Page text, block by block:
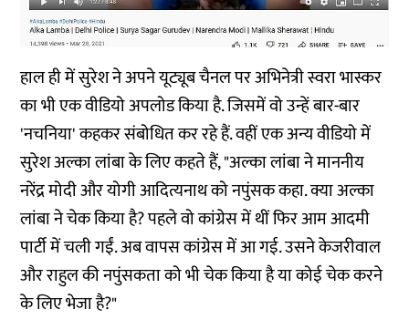
हाल ही में सुरेश ने अपने यूट्यूब चैनल पर अभिनेत्री स्वरा भास्कर
का भी एक वीडियो अपलोड किया है. जिसमें वो उन्हें बार-बार
'नचनिया' कहकर संबोधित कर रहे हैं. वहीं एक अन्य वीडियो में
सुरेश अल्का लांबा के लिए कहते हैं, "अल्का लांबा ने माननीय
नरेंद्र मोदी और योगी आदित्यनाथ को नपुंसक कहा. क्या अल्का
लांबा ने चेक किया है? पहले वो कांग्रेस में थीं फिर आम आदमी
पार्टी में चली गईं. अब वापस कांग्रेस में आ गई. उसने केजरीवाल
और राहुल की नपुंसकता को भी चेक किया है या कोई चेक करने
के लिए भेजा है?"